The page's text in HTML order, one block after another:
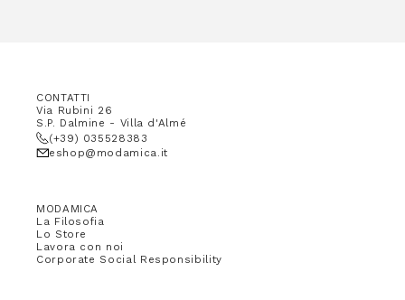
CONTATTI
Via Rubini 26
S.P. Dalmine - Villa d'Almé
(+39) 035528383
eshop@modamica.it
MODAMICA
La Filosofia
Lo Store
Lavora con noi
Corporate Social Responsibility